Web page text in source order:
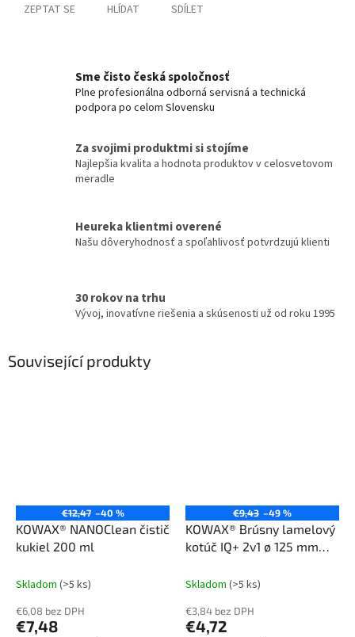
ZEPTAT SE HLÍDAT SDÍLET
Sme čisto česká spoločnosť
Plne profesionálna odborná servisná a technická
podpora po celom Slovensku
Za svojimi produktmi si stojíme
Najlepšia kvalita a hodnota produktov v celosvetovom
meradle
Heureka klientmi overené
Našu dôveryhodnosť a spoľahlivosť potvrdzujú klienti
30 rokov na trhu
Vývoj, inovatívne riešenia a skúsenosti už od roku 1995
Související produkty
€12,47 –40 %
KOWAX® NANOClean čistič
kukiel 200 ml
Skladom (>5 ks)
€6,08 bez DPH
€7,48
€9,43 –49 %
KOWAX® Brúsny lamelový
kotúč IQ+ 2v1 ø 125 mm
Skladom (>5 ks)
€3,84 bez DPH
€4,72